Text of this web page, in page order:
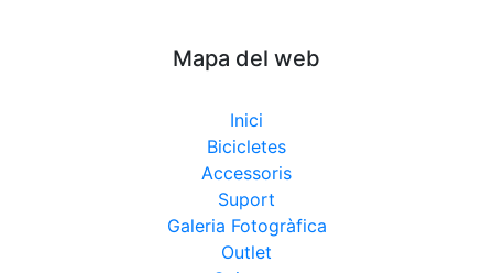
Mapa del web
Inici
Bicicletes
Accessoris
Suport
Galeria Fotogràfica
Outlet